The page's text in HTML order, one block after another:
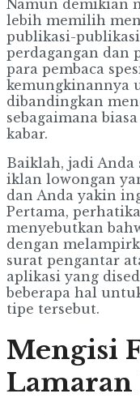
Namun demikian
lebih memilih
publikasi-
perdagangan dan
para pembaca
kemungkinannya
dibandingkan
sebagaimana
kabar.
Baiklah, jadi Anda
iklan lowongan
dan Anda yakin
Pertama,
menyebutkan
dengan
surat pengantar
aplikasi yang
beberapa hal
tipe tersebut.
Mengisi
Lamaran